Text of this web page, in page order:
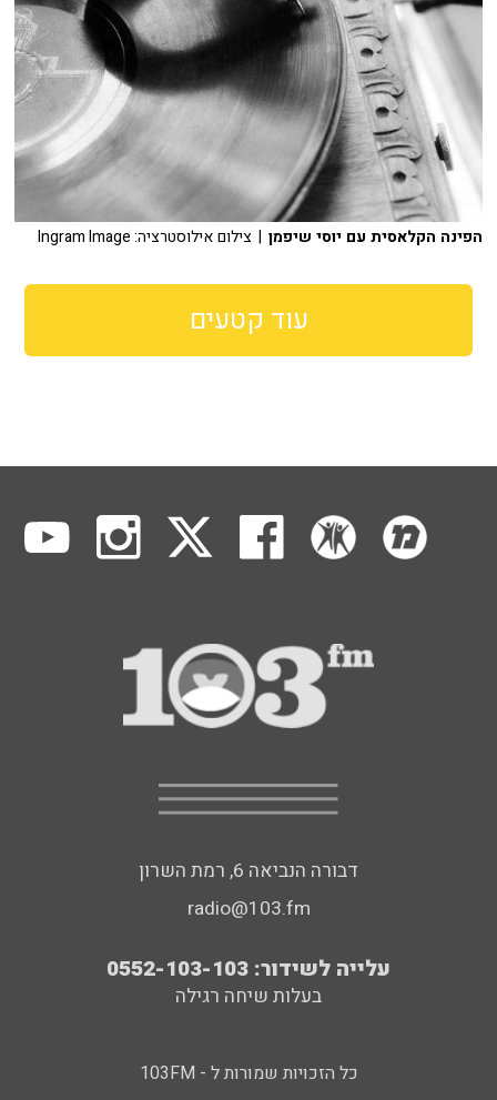
הפינה הקלאסית עם יוסי שיפמן | צילום אילוסטרציה: Ingram Image
עוד קטעים
דבורה הנביאה 6, רמת השרון
radio@103.fm
עלייה לשידור: 0552-103-103
בעלות שיחה רגילה
כל הזכויות שמורות ל - 103FM